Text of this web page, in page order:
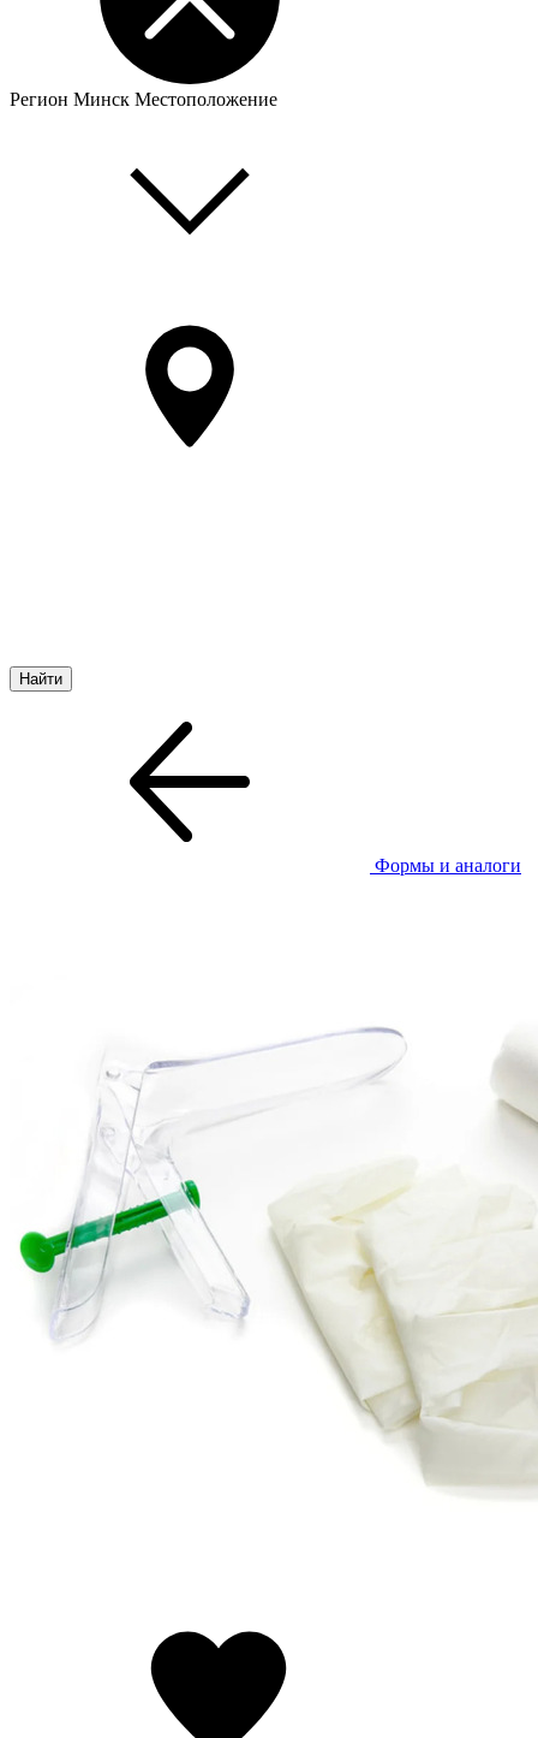
Регион Минск Местоположение
Формы и аналоги